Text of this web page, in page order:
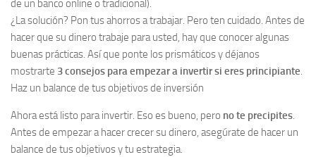
de un banco online o tradicional).
¿La solución? Pon tus ahorros a trabajar. Pero ten cuidado. Antes de
hacer que su dinero trabaje para usted, hay que conocer algunas
buenas prácticas. Así que ponte los prismáticos y déjanos
mostrarte 3 consejos para empezar a invertir si eres principiante.
Haz un balance de tus objetivos de inversión
Ahora está listo para invertir. Eso es bueno, pero no te precipites.
Antes de empezar a hacer crecer su dinero, asegúrate de hacer un
balance de tus objetivos y tu estrategia.